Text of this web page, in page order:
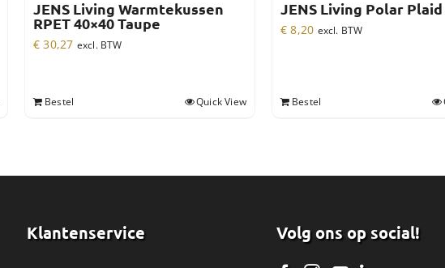
JENS Living Warmtekussen
RPET 40×40 Taupe
€ 30,27 excl. BTW
Bestel Quick View
JENS Living Polar
€ 8,20 excl. BTW
Bestel
Klantenservice Volg ons op social!